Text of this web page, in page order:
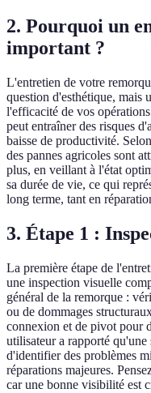
2. Pourquoi un
important ?
L'entretien de votre
question d'esthétique, mais
l'efficacité de vos
peut entraîner des risques
baisse de productivité.
des pannes agricoles sont
plus, en veillant à l'état
sa durée de vie, ce qui
long terme, tant en
3. Étape 1 :
La première étape de
une inspection visuelle
général de la remorque :
ou de dommages
connexion et de pivot pour
utilisateur a rapporté
d'identifier des problèmes
réparations majeures.
car une bonne visibilité est